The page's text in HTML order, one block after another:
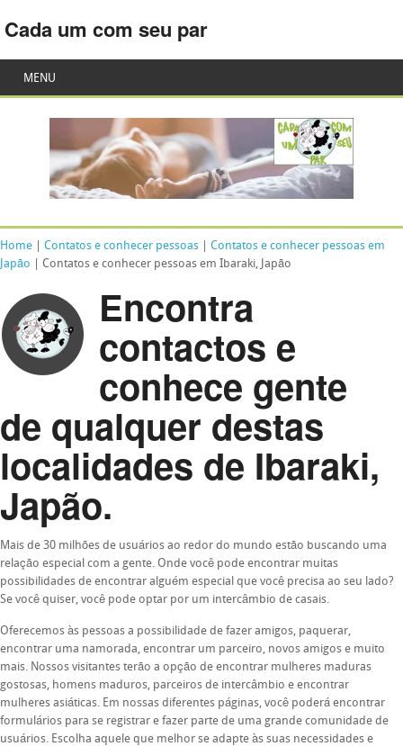
Cada um com seu par
MENU
Home Contatos e conhecer pessoas
Contatos e conhecer pessoas em
Japão | Contatos e conhecer pessoas em Ibaraki, Japão
Encontra
contactos e
conhece gente
de qualquer destas
localidades de Ibaraki,
Japão.
Mais de 30 milhões de usuários ao redor do mundo estão buscando uma
relação especial com a gente. Onde você pode encontrar muitas
possibilidades de encontrar alguém especial que você precisa ao seu lado?
Se você quiser, você pode optar por um intercâmbio de casais.
Oferecemos às pessoas a possibilidade de fazer amigos, paquerar,
encontrar uma namorada, encontrar um parceiro, novos amigos e muito
mais. Nossos visitantes terão a opção de encontrar mulheres maduras
gostosas, homens maduros, parceiros de intercâmbio e encontrar
mulheres asiáticas. Em nossas diferentes páginas, você poderá encontrar
formulários para se registrar e fazer parte de uma grande comunidade de
usuários. Escolha aquele que melhor se adapte às suas necessidades e